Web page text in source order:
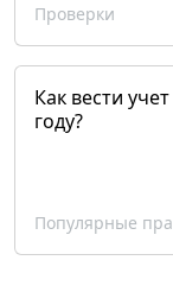
Проверки
Как вести
году?
Популярные